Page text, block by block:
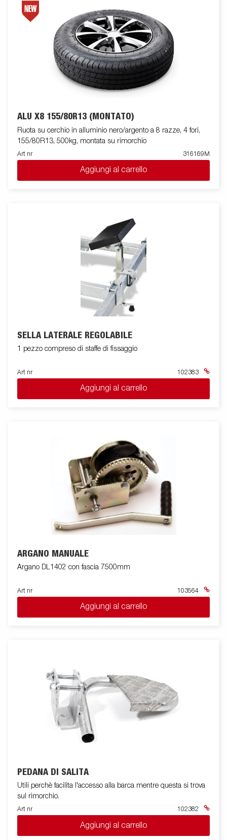
ALU X8 155/80R13 (MONTATO)
Ruota su cerchio in alluminio nero/argento a 8 razze, 4 fori,
155/80R13, 500kg, montata su rimorchio
Art nr 316169M
Aggiungi al carrello
SELLA LATERALE REGOLABILE
1 pezzo compreso di staffe di fissaggio
Art nr 102383
Aggiungi al carrello
ARGANO MANUALE
Argano DL1402 con fascia 7500mm
Art nr 103564
Aggiungi al carrello
PEDANA DI SALITA
Utili perchè facilita l'accesso alla barca mentre questa si trova
sul rimorchio.
Art nr 102382
Aggiungi al carrello